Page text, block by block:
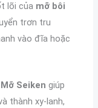
lõi của mỡ bôi
trơn tru
vào đĩa hoặc
Mỡ Seiken giúp
thành xy-lanh,